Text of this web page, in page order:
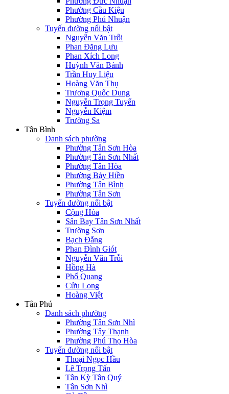
Phường Cầu Kiệu
Phường Phú Nhuận
Tuyến đường nổi bật
Nguyễn Văn Trỗi
Phan Đăng Lưu
Phan Xích Long
Huỳnh Văn Bánh
Trần Huy Liệu
Hoàng Văn Thụ
Trương Quốc Dung
Nguyễn Trọng Tuyển
Nguyễn Kiệm
Trường Sa
Tân Bình
Danh sách phường
Phường Tân Sơn Hòa
Phường Tân Sơn Nhất
Phường Tân Hòa
Phường Bảy Hiền
Phường Tân Bình
Phường Tân Sơn
Tuyến đường nổi bật
Cộng Hòa
Sân Bay Tân Sơn Nhất
Trường Sơn
Bạch Đằng
Phan Đình Giót
Nguyễn Văn Trỗi
Hồng Hà
Phổ Quang
Cửu Long
Hoàng Việt
Tân Phú
Danh sách phường
Phường Tân Sơn Nhì
Phường Tây Thạnh
Phường Phú Thọ Hòa
Tuyến đường nổi bật
Thoại Ngọc Hầu
Lê Trọng Tấn
Tân Kỳ Tân Quý
Tân Sơn Nhì